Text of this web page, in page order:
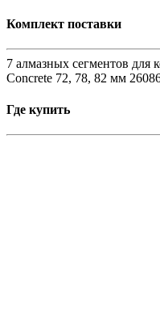
Комплект поставки
7 алмазных сегментов для
Concrete 72, 78, 82 мм
Где купить